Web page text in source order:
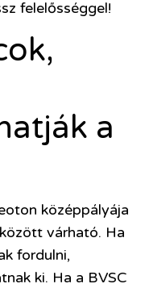
felelősséggel!
a
középpályája
várható. Ha
fordulni,
ki. Ha a BVSC